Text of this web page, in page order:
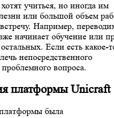
учиться, но иногда им
или большой объем
Например,
начинает обучение или
Если есть какое-
непосредственного
вопроса.
платформы Unicraft
была